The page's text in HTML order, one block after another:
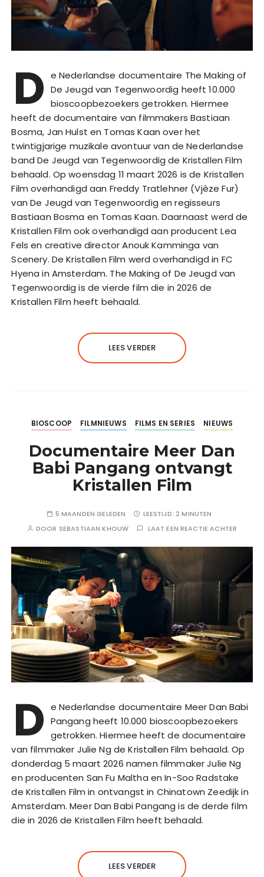
D e Nederlandse documentaire The Making of
De Jeugd van Tegenwoordig heeft 10.000
bioscoopbezoekers getrokken. Hiermee
heeft de documentaire van filmmakers Bastiaan
Bosma, Jan Hulst en Tomas Kaan over het
twintigjarige muzikale avontuur van de Nederlandse
band De Jeugd van Tegenwoordig de Kristallen Film
behaald. Op woensdag 11 maart 2026 is de Kristallen
Film overhandigd aan Freddy Tratlehner (Vjèze Fur)
van De Jeugd van Tegenwoordig en regisseurs
Bastiaan Bosma en Tomas Kaan. Daarnaast werd de
Kristallen Film ook overhandigd aan producent Lea
Fels en creative director Anouk Kamminga van
Scenery. De Kristallen Film werd overhandigd in FC
Hyena in Amsterdam. The Making of De Jeugd van
Tegenwoordig is de vierde film die in 2026 de
Kristallen Film heeft behaald.
LEES VERDER
BIOSCOOP FILMNIEUWS FILMS EN SERIES NIEUWS
Documentaire Meer Dan
Babi Pangang ontvangt
Kristallen Film
5 MAANDEN GELEDEN LEESTIJD:2 MINUTEN
DOOR SEBASTIAAN KHOUW LAAT EEN REACTIE ACHTER
D e Nederlandse documentaire Meer Dan Babi
Pangang heeft 10.000 bioscoopbezoekers
getrokken. Hiermee heeft de documentaire
van filmmaker Julie Ng de Kristallen Film behaald. Op
donderdag 5 maart 2026 namen filmmaker Julie Ng
en producenten San Fu Maltha en In-Soo Radstake
de Kristallen Film in ontvangst in Chinatown Zeedijk in
Amsterdam. Meer Dan Babi Pangang is de derde film
die in 2026 de Kristallen Film heeft behaald.
LEES VERDER